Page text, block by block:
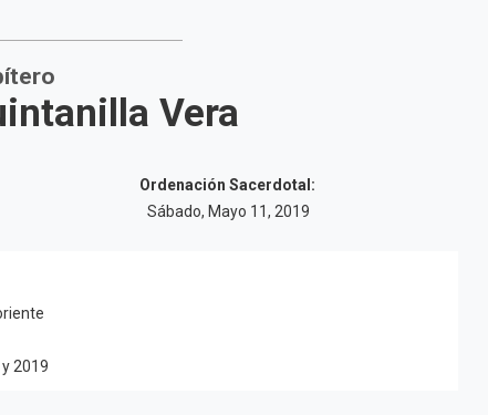
Vera
Ordenación Sacerdotal:
Sábado, Mayo 11, 2019
2019